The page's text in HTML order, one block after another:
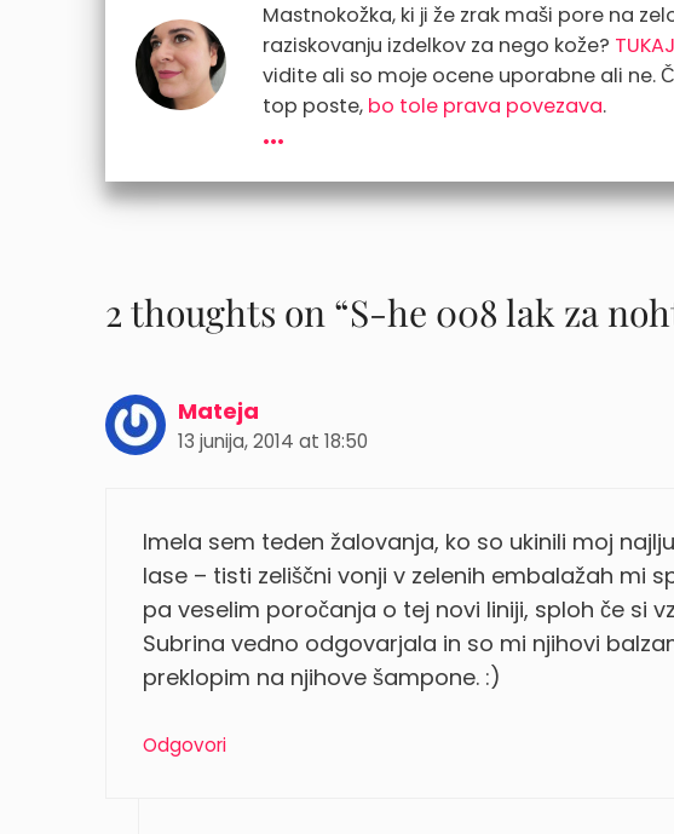
Mastnokožka, ki ji že zrak maši pore na
raziskovanju izdelkov za nego kože? TUKAJ
vidite ali so moje ocene uporabne ali ne.
top poste, bo tole prava povezava.
...
2 thoughts on “S-he 008 lak za
Mateja
13 junija, 2014 at 18:50
Imela sem teden žalovanja, ko so ukinili moj
lase – tisti zeliščni vonji v zelenih embalažah mi
pa veselim poročanja o tej novi liniji, sploh če si
Subrina vedno odgovarjala in so mi njihovi
preklopim na njihove šampone. :)
Odgovori